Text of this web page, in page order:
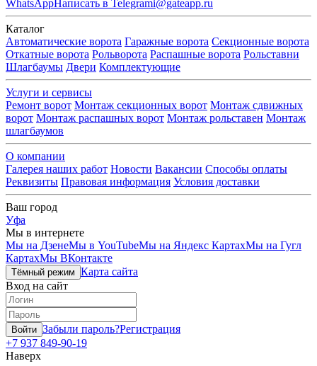
WhatsAppНаписать в Telegrami@gateapp.ru
Каталог
Автоматические ворота Гаражные ворота Секционные ворота
Откатные ворота Рольворота Распашные ворота Рольставни
Шлагбаумы Двери Комплектующие
Услуги и сервисы
Ремонт ворот Монтаж секционных ворот Монтаж сдвижных
ворот Монтаж распашных ворот Монтаж рольставен Монтаж
шлагбаумов
О компании
Галерея наших работ Новости Вакансии Способы оплаты
Реквизиты Правовая информация Условия доставки
Ваш город
Уфа
Мы в интернете
Мы на ДзенеМы в YouTubeМы на Яндекс КартахМы на Гугл
КартахМы ВКонтакте
Тёмный режим Карта сайта
Вход на сайт
Войти Забыли пароль?Регистрация
+7 937 849-90-19
Наверх